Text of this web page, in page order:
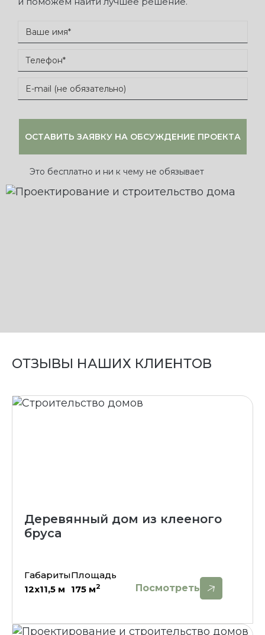
Это бесплатно и ни к чему не обязывает
ОТЗЫВЫ НАШИХ КЛИЕНТОВ
Деревянный дом из клееного
бруса
Габариты
12х11,5 м
Площадь
175 м2 Посмотреть